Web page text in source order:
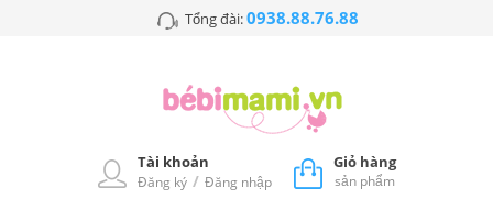
Tổng đài:0938.88.76.88
Tài khoản
Đăng ký / Đăng nhập
Giỏ hàng
sản phẩm